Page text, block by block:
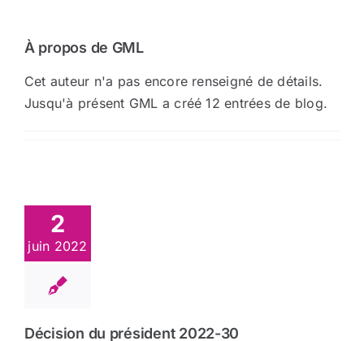
Divers
À propos de GML
Cet auteur n'a pas encore renseigné de détails.
Jusqu'à présent GML a créé 12 entrées de blog.
2
juin 2022
Décision du président 2022-30